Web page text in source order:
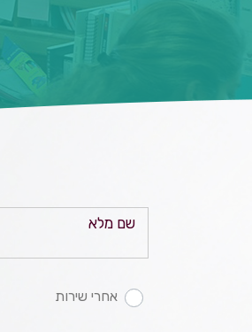
שם מלא
אחרי שירות